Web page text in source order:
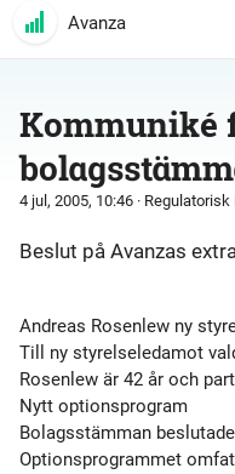
Avanza
Kommuniké
4 jul, 2005, 10:46 ·
Beslut på Avanzas
Andreas Rosenlew ny
Till ny styrelseledamot
Rosenlew är 42 år och
Nytt optionsprogram
Bolagsstämman
Optionsprogrammet